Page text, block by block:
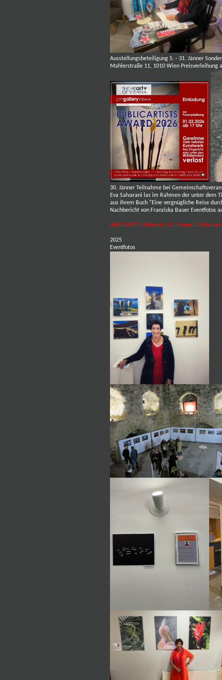
Ausstellungsbeteiligung 5. - 31. Jänner
Mahlerstraße 11, 1010 Wien Preisverleihung
30. Jänner Teilnahme bei
Eva Salvarani las im Rahmen der unter dem
aus ihrem Buch "Eine vergnügliche Reise
Nachbericht von Franziska Bauer Eventfotos
ABGESAGT! Mittwoch, 21. Jänner, 18 Uhr
2025
Eventfotos